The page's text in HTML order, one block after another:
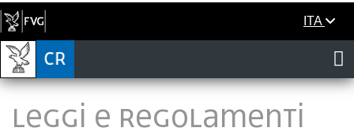
ITA
LEGGI E REGOLAMENTI